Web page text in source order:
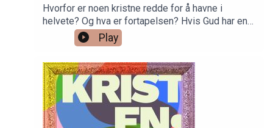
Hvorfor er noen kristne redde for å havne i
helvete? Og hva er fortapelsen? Hvis Gud har en
perfekt plan for alt som skal skje, hva er da
poenget med forbønn? Hvorfor er konservative
journalister i Dagen mye kjeft?Journalist Kai
Flatekvål fortsetter sin sommerlige utspørring av
Sofie Braut, Espen Ottosen og Tore Hjalmar
Sævik.
Play